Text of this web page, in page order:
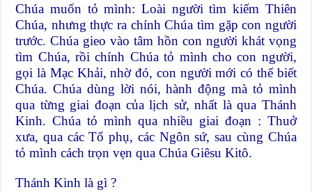
Chúa muốn tỏ mình: Loài người tìm kiếm Thiên
Chúa, nhưng thực ra chính Chúa tìm gặp con người
trước. Chúa gieo vào tâm hồn con người khát vọng
tìm Chúa, rồi chính Chúa tỏ mình cho con người,
gọi là Mạc Khải, nhờ đó, con người mới có thể biết
Chúa. Chúa dùng lời nói, hành động mà tỏ mình
qua từng giai đoạn của lịch sử, nhất là qua Thánh
Kinh. Chúa tỏ mình qua nhiều giai đoạn : Thuở
xưa, qua các Tổ phụ, các Ngôn sứ, sau cùng Chúa
tỏ mình cách trọn vẹn qua Chúa Giêsu Kitô.
Thánh Kinh là gì ?